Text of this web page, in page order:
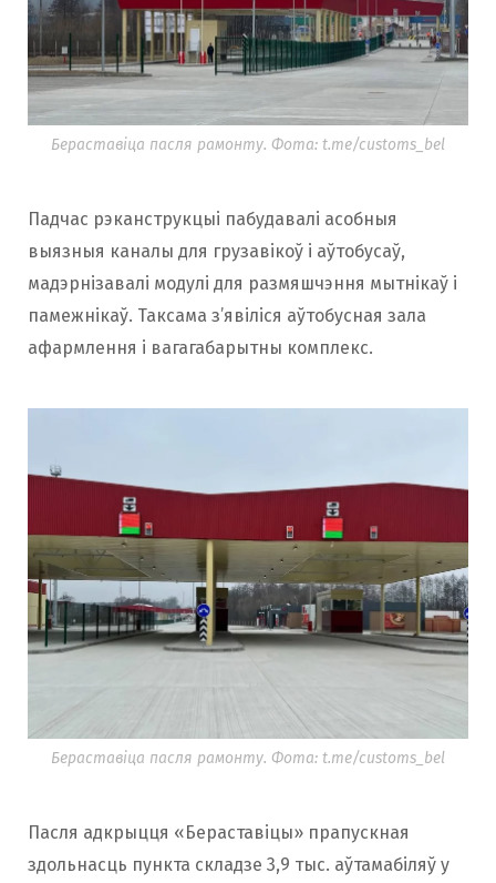
Бераставіца пасля рамонту. Фота: t.me/customs_bel
Падчас рэканструкцыі пабудавалі асобныя
выязныя каналы для грузавікоў і аўтобусаў,
мадэрнізавалі модулі для размяшчэння мытнікаў і
памежнікаў. Таксама з’явіліся аўтобусная зала
афармлення і вагагабарытны комплекс.
Бераставіца пасля рамонту. Фота: t.me/customs_bel
Пасля адкрыцця «Бераставіцы» прапускная
здольнасць пункта складзе 3,9 тыс. аўтамабіляў у